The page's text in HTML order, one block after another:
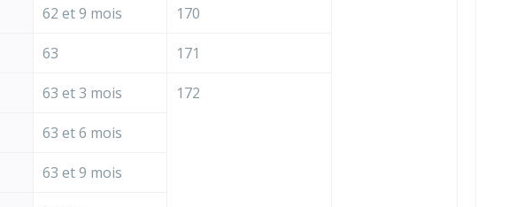
62 et 9 mois 170
63 171
63 et 3 mois 172
63 et 6 mois
63 et 9 mois